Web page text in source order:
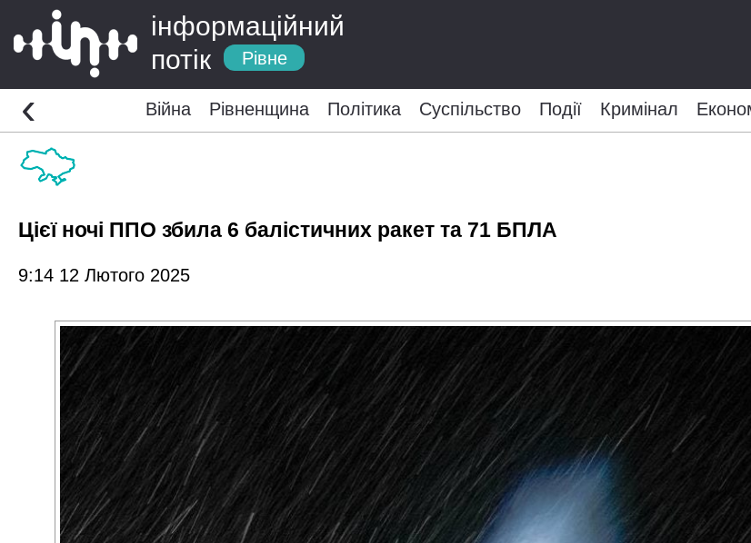
інформаційний
потік
Рівне
Війна Рівненщина Політика Суспільство Події Кримінал
‹
Цієї ночі ППО збила 6 балістичних ракет та 71 БПЛА
9:14 12 Лютого 2025